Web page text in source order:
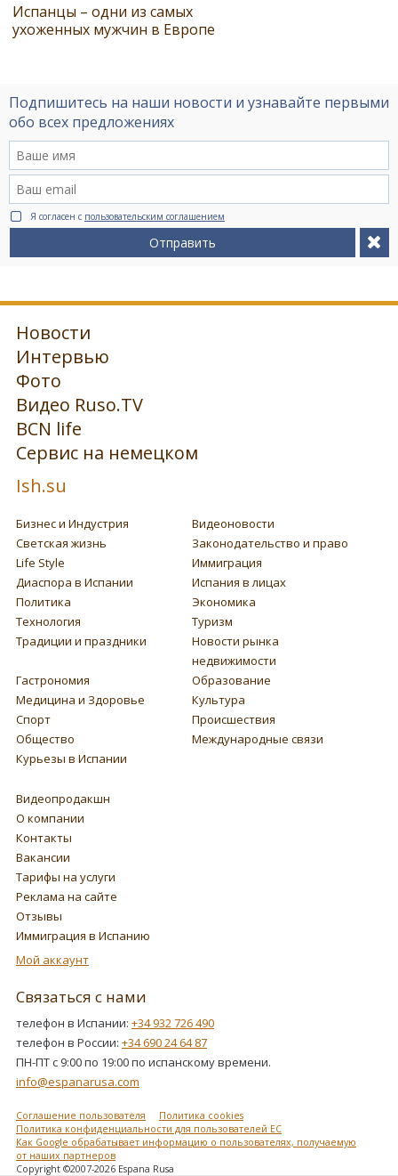
Испанцы – одни из самых
ухоженных мужчин в Европе
Подпишитесь на наши новости и узнавайте первыми
обо всех предложениях
Я согласен с пользовательским соглашением
Отправить
Новости
Интервью
Фото
Видео Ruso.TV
BCN life
Сервис на немецком
Ish.su
Бизнес и Индустрия
Видеоновости
Светская жизнь
Законодательство и право
Life Style
Иммиграция
Диаспора в Испании
Испания в лицах
Политика
Экономика
Технология
Туризм
Традиции и праздники
Новости рынка
недвижимости
Гастрономия
Образование
Медицина и Здоровье
Культура
Спорт
Происшествия
Общество
Международные связи
Курьезы в Испании
Видеопродакшн
О компании
Контакты
Вакансии
Тарифы на услуги
Реклама на сайте
Отзывы
Иммиграция в Испанию
Мой аккаунт
Связаться с нами
телефон в Испании: +34 932 726 490
телефон в России: +34 690 24 64 87
ПН-ПТ с 9:00 по 19:00 по испанскому времени.
info@espanarusa.com
Соглашение пользователя
Политика cookies
Политика конфиденциальности для пользователей ЕС
Как Google обрабатывает информацию о пользователях, получаемую
от наших партнеров
Copyright ©2007-2026 Espana Rusa